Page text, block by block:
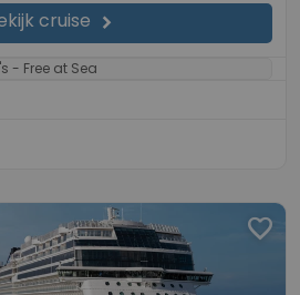
cruise chevron_right
- Free at Sea
favorite